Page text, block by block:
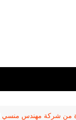
من شركة مهندس منسي